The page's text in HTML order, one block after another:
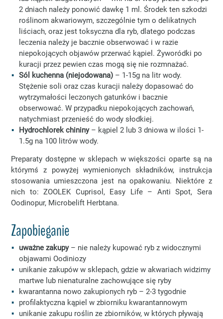
2 dniach należy ponowić dawkę 1 ml. Środek ten szkodzi
roślinom akwariowym, szczególnie tym o delikatnych
liściach, oraz jest toksyczna dla ryb, dlatego podczas
leczenia należy je bacznie obserwować i w razie
niepokojących objawów przerwać kąpiel. Żyworódki po
kuracji przez pewien czas mogą się nie rozmnażać.
Sól kuchenna (niejodowana)– 1-15g na litr wody.
Stężenie soli oraz czas kuracji należy dopasować do
wytrzymałości leczonych gatunków i bacznie
obserwować. W przypadku niepokojących zachowań,
natychmiast przenieść do wody słodkiej.
Hydrochlorek chininy– kąpiel 2 lub 3 dniowa w ilości 1-
1.5g na 100 litrów wody.
Preparaty dostępne w sklepach w większości oparte są na
którymś z powyżej wymienionych składników, instrukcja
stosowania umieszczona jest na opakowaniu. Niektóre z
nich to: ZOOLEK Cuprisol, Easy Life – Anti Spot, Sera
Oodinopur, Microbelift Herbtana.
Zapobieganie
uważne zakupy– nie należy kupować ryb z widocznymi
objawami Oodiniozy
unikanie zakupów w sklepach, gdzie w akwariach widzimy
martwe lub nienaturalne zachowujące się ryby
kwarantanna nowo zakupionych ryb – 2-3 tygodnie
profilaktyczna kąpiel w zbiorniku kwarantannowym
unikanie zakupu roślin ze zbiorników, w których pływają